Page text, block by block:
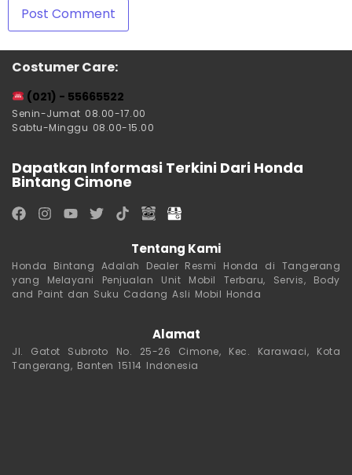
Costumer Care:
(021) - 55665522
Senin-Jumat 08.00-17.00
Sabtu-Minggu 08.00-15.00
Dapatkan Informasi Terkini Dari Honda
Bintang Cimone
Tentang Kami
Honda Bintang Adalah Dealer Resmi Honda di Tangerang
yang Melayani Penjualan Unit Mobil Terbaru, Servis, Body
and Paint dan Suku Cadang Asli Mobil Honda
Alamat
Jl. Gatot Subroto No. 25-26 Cimone, Kec. Karawaci, Kota
Tangerang, Banten 15114 Indonesia